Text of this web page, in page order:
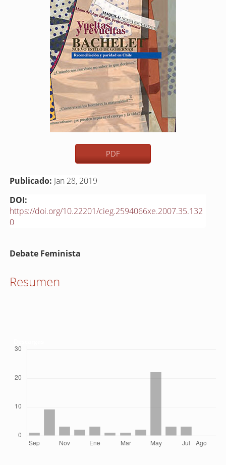
PDF
Publicado: Jan 28, 2019
DOI:
https://doi.org/10.22201/cieg.2594066xe.2007.35.132
0
Contenido
del
Debate Feminista
Resumen